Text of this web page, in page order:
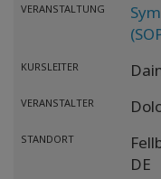
VERANSTALTUNG
KURSLEITER
VERANSTALTER
STANDORT
DE